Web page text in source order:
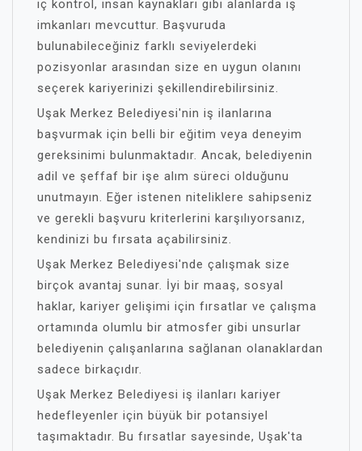
iç kontrol, insan kaynakları gibi alanlarda iş
imkanları mevcuttur. Başvuruda
bulunabileceğiniz farklı seviyelerdeki
pozisyonlar arasından size en uygun olanını
seçerek kariyerinizi şekillendirebilirsiniz.
Uşak Merkez Belediyesi'nin iş ilanlarına
başvurmak için belli bir eğitim veya deneyim
gereksinimi bulunmaktadır. Ancak, belediyenin
adil ve şeffaf bir işe alım süreci olduğunu
unutmayın. Eğer istenen niteliklere sahipseniz
ve gerekli başvuru kriterlerini karşılıyorsanız,
kendinizi bu fırsata açabilirsiniz.
Uşak Merkez Belediyesi'nde çalışmak size
birçok avantaj sunar. İyi bir maaş, sosyal
haklar, kariyer gelişimi için fırsatlar ve çalışma
ortamında olumlu bir atmosfer gibi unsurlar
belediyenin çalışanlarına sağlanan olanaklardan
sadece birkaçıdır.
Uşak Merkez Belediyesi iş ilanları kariyer
hedefleyenler için büyük bir potansiyel
taşımaktadır. Bu fırsatlar sayesinde, Uşak'ta